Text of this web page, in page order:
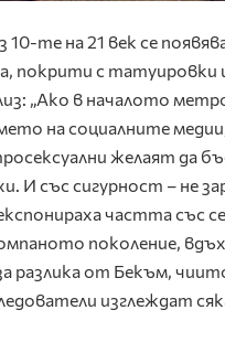
10-те на 21 век се
покрити с татуировки
„Ако в началото
на социалните
желаят да
И със сигурност – не
частта със
поколение,
разлика от Бекъм,
изглеждат